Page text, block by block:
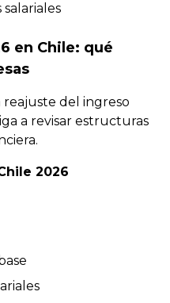
en Chile: qué
del ingreso
a revisar estructuras
2026